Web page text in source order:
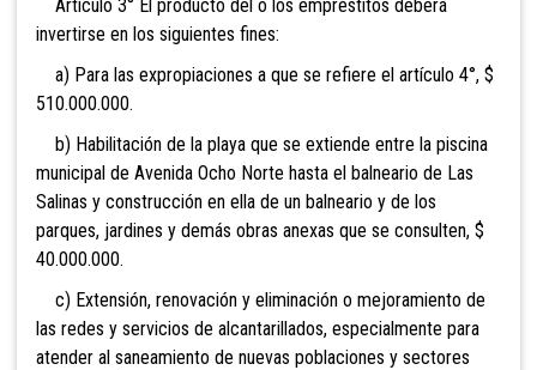
Artículo 3° El producto del o los empréstitos deberá
invertirse en los siguientes fines:
a) Para las expropiaciones a que se refiere el artículo 4°, $
510.000.000.
b) Habilitación de la playa que se extiende entre la piscina
municipal de Avenida Ocho Norte hasta el balneario de Las
Salinas y construcción en ella de un balneario y de los
parques, jardines y demás obras anexas que se consulten, $
40.000.000.
c) Extensión, renovación y eliminación o mejoramiento de
las redes y servicios de alcantarillados, especialmente para
atender al saneamiento de nuevas poblaciones y sectores